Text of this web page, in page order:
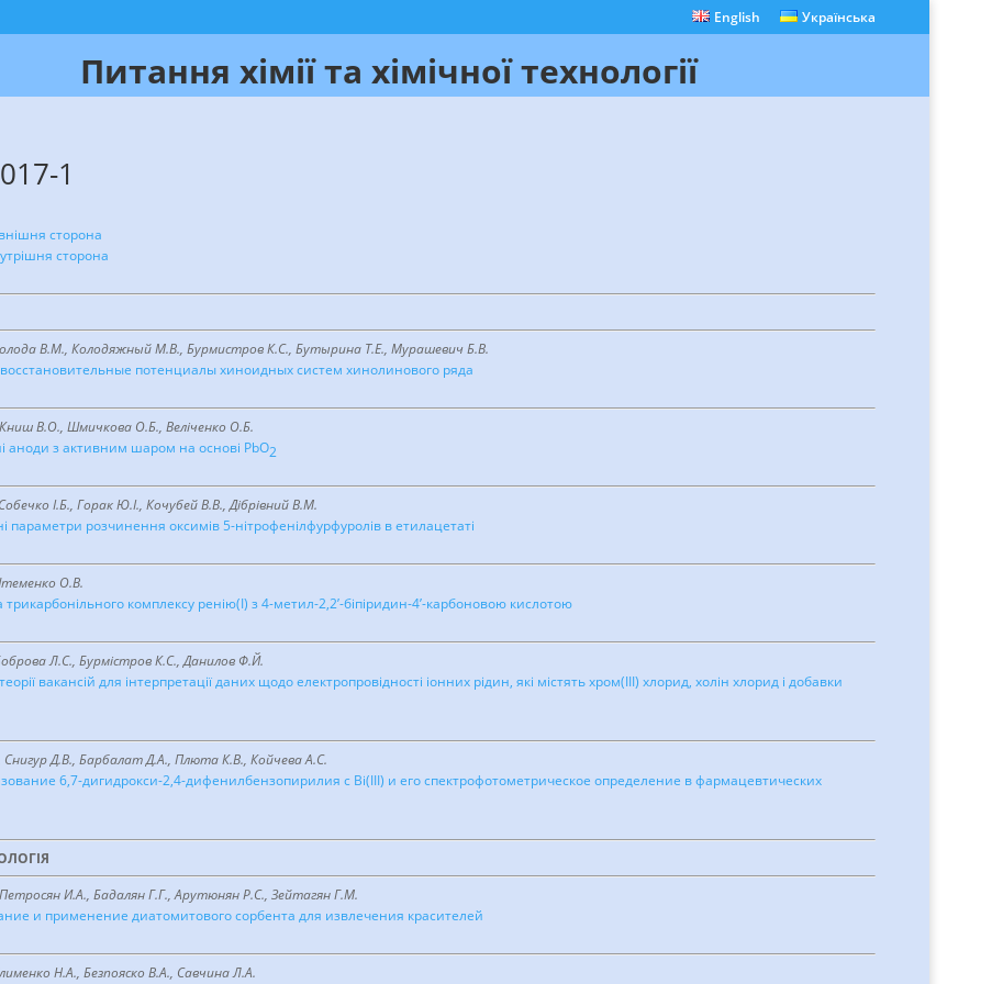
English Українська
Питання хімії та хімічної технології
1
сторона
сторона
В.М., Колодяжный М.В., Бурмистров К.С., Бутырина Т.Е., Мурашевич Б.В.
потенциалы хиноидных систем хинолинового ряда
Книш В.О., Шмичкова О.Б., Велiченко О.Б.
аноди з активним шаром на основі PbO2
І.Б., Горак Ю.І., Кочубей В.В., Дібрівний В.М.
параметри розчинення оксимів 5-нітрофенілфурфуролів в етилацетаті
О.В.
трикарбонільного комплексу ренію(І) з 4-метил-2,2’-біпіридин-4’-карбоновою кислотою
Л.С., Бурмістров К.С., Данилов Ф.Й.
вакансій для інтерпретації даних щодо електропровідності іонних рідин, які містять хром(III) хлорид, холін хлорид і добавки
Д.В., Барбалат Д.А., Плюта К.В., Койчева А.С.
6,7-дигидрокси-2,4-дифенилбензопирилия с Bi(III) и его спектрофотометрическое определение в фармацевтических
И.А., Бадалян Г.Г., Арутюнян Р.С., Зейтагян Г.М.
и применение диатомитового сорбента для извлечения красителей
Н.А., Безпояско В.А., Савчина Л.А.